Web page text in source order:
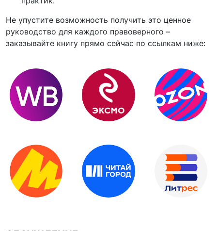
Не упустите возможность получить это ценное
руководство для каждого правоверного –
заказывайте книгу прямо сейчас по ссылкам ниже: